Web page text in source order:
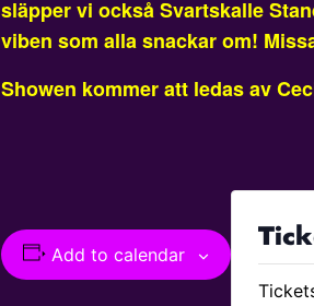
släpper vi också Svartskalle
viben som alla snackar om!
Showen kommer att ledas av
Add to calendar